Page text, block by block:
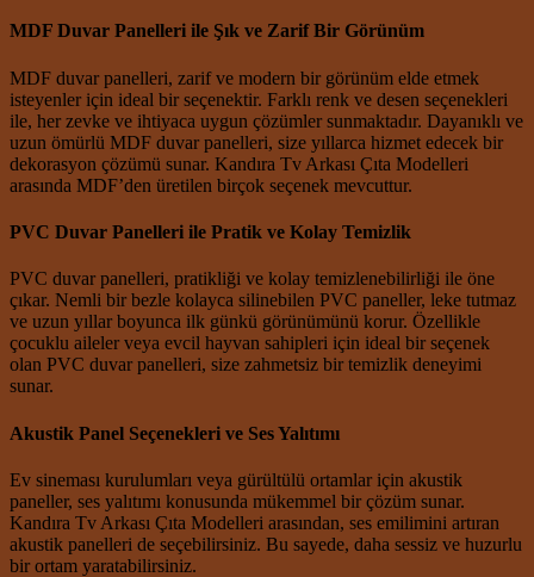
MDF Duvar Panelleri ile Şık ve Zarif Bir Görünüm
MDF duvar panelleri, zarif ve modern bir görünüm elde etmek
isteyenler için ideal bir seçenektir. Farklı renk ve desen seçenekleri
ile, her zevke ve ihtiyaca uygun çözümler sunmaktadır. Dayanıklı ve
uzun ömürlü MDF duvar panelleri, size yıllarca hizmet edecek bir
dekorasyon çözümü sunar. Kandıra Tv Arkası Çıta Modelleri
arasında MDF’den üretilen birçok seçenek mevcuttur.
PVC Duvar Panelleri ile Pratik ve Kolay Temizlik
PVC duvar panelleri, pratikliği ve kolay temizlenebilirliği ile öne
çıkar. Nemli bir bezle kolayca silinebilen PVC paneller, leke tutmaz
ve uzun yıllar boyunca ilk günkü görünümünü korur. Özellikle
çocuklu aileler veya evcil hayvan sahipleri için ideal bir seçenek
olan PVC duvar panelleri, size zahmetsiz bir temizlik deneyimi
sunar.
Akustik Panel Seçenekleri ve Ses Yalıtımı
Ev sineması kurulumları veya gürültülü ortamlar için akustik
paneller, ses yalıtımı konusunda mükemmel bir çözüm sunar.
Kandıra Tv Arkası Çıta Modelleri arasından, ses emilimini artıran
akustik panelleri de seçebilirsiniz. Bu sayede, daha sessiz ve huzurlu
bir ortam yaratabilirsiniz.